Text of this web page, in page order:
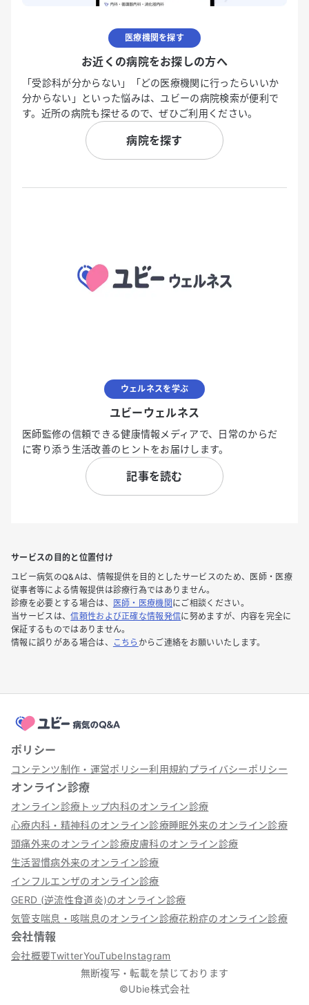
医療機関を探す
お近くの病院をお探しの方へ
「受診科が分からない」「どの医療機関に行ったらいいか
分からない」といった悩みは、ユビーの病院検索が便利で
す。近所の病院も探せるので、ぜひご利用ください。
病院を探す
ウェルネスを学ぶ
ユビーウェルネス
医師監修の信頼できる健康情報メディアで、日常のからだ
に寄り添う生活改善のヒントをお届けします。
記事を読む
サービスの目的と位置付け
ユビー病気のQ&Aは、情報提供を目的としたサービスのため、医師・医療
従事者等による情報提供は診療行為ではありません。
診療を必要とする場合は、
医師・医療機関 にご相談ください。
当サービスは、信頼性および正確な情報発信に努めますが、内容を完全に
保証するものではありません。
情報に誤りがある場合は、
こちら からご連絡をお願いいたします。
ポリシー
コンテンツ制作・運営ポリシー利用規約プライバシーポリシー
オンライン診療
オンライン診療トップ内科のオンライン診療
心療内科・精神科のオンライン診療睡眠外来のオンライン診療
頭痛外来のオンライン診療皮膚科のオンライン診療
生活習慣病外来のオンライン診療
インフルエンザのオンライン診療
GERD (逆流性食道炎)のオンライン診療
気管支喘息・咳喘息のオンライン診療花粉症のオンライン診療
会社情報
会社概要TwitterYouTubeInstagram
無断複写・転載を禁じております
©Ubie株式会社